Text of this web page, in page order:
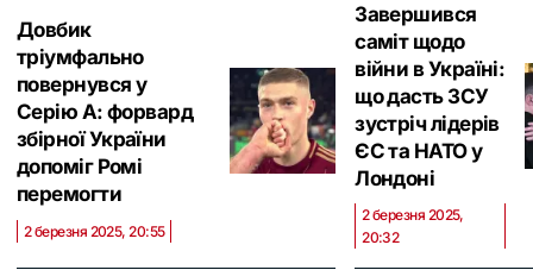
Довбик
тріумфально
повернувся у
Серію А: форвард
збірної України
допоміг Ромі
перемогти
2 березня 2025, 20:55
Завершився
саміт щодо
війни в Україні:
що дасть ЗСУ
зустріч лідерів
ЄС та НАТО у
Лондоні
2 березня 2025,
20:32